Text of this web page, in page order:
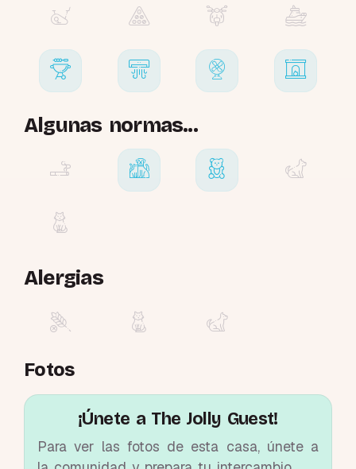
Algunas normas...
Alergias
Fotos
¡Únete a The Jolly Guest!
Para ver las fotos de esta casa, únete a